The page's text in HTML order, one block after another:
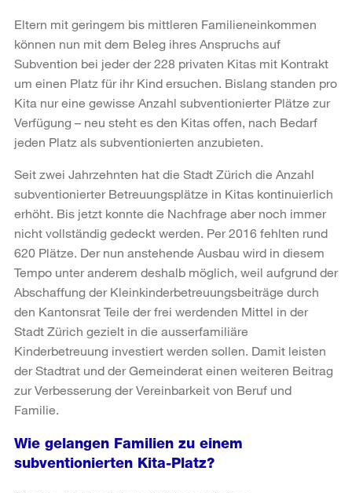
Eltern mit geringem bis mittleren Familieneinkommen
können nun mit dem Beleg ihres Anspruchs auf
Subvention bei jeder der 228 privaten Kitas mit Kontrakt
um einen Platz für ihr Kind ersuchen. Bislang standen pro
Kita nur eine gewisse Anzahl subventionierter Plätze zur
Verfügung – neu steht es den Kitas offen, nach Bedarf
jeden Platz als subventionierten anzubieten.
Seit zwei Jahrzehnten hat die Stadt Zürich die Anzahl
subventionierter Betreuungsplätze in Kitas kontinuierlich
erhöht. Bis jetzt konnte die Nachfrage aber noch immer
nicht vollständig gedeckt werden. Per 2016 fehlten rund
620 Plätze. Der nun anstehende Ausbau wird in diesem
Tempo unter anderem deshalb möglich, weil aufgrund der
Abschaffung der Kleinkinderbetreuungsbeiträge durch
den Kantonsrat Teile der frei werdenden Mittel in der
Stadt Zürich gezielt in die ausserfamiliäre
Kinderbetreuung investiert werden sollen. Damit leisten
der Stadtrat und der Gemeinderat einen weiteren Beitrag
zur Verbesserung der Vereinbarkeit von Beruf und
Familie.
Wie gelangen Familien zu einem
subventionierten Kita-Platz?